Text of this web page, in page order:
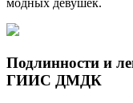
Подлинности и
ГИИС ДМДК